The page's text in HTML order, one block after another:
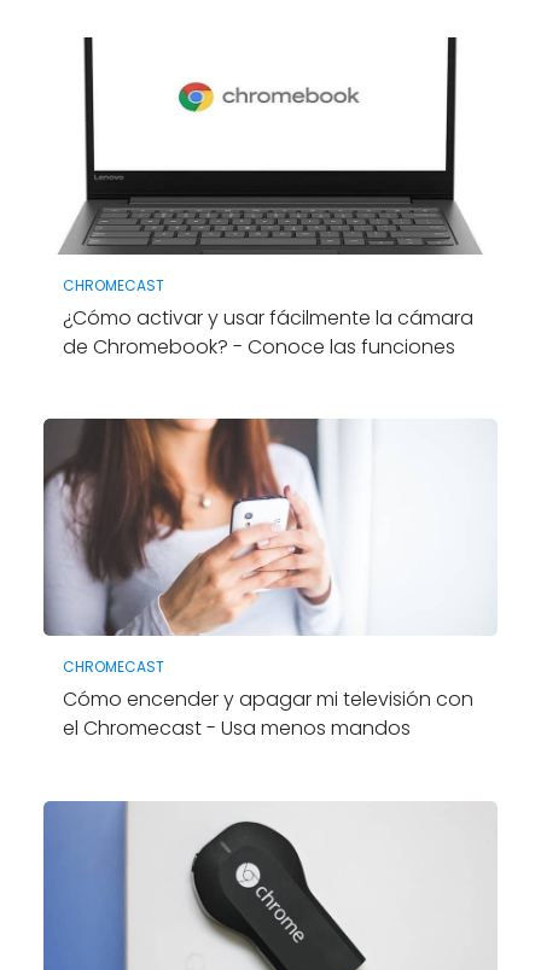
CHROMECAST
¿Cómo activar y usar fácilmente la cámara
de Chromebook? - Conoce las funciones
CHROMECAST
Cómo encender y apagar mi televisión con
el Chromecast - Usa menos mandos